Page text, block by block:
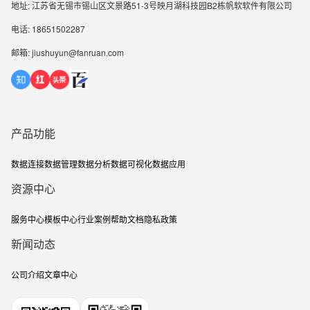
地址: 江苏省无锡市锡山区文景路51-3号映月湖科技园B2栋帆软软件有限公司
电话: 18651502287
邮箱: jiushuyun@fanruan.com
产品功能
数据连接数据管理数据分析数据可视化数据应用
资源中心
服务中心模板中心行业案例帮助文档隐私政策
新闻动态
公司介绍文章中心